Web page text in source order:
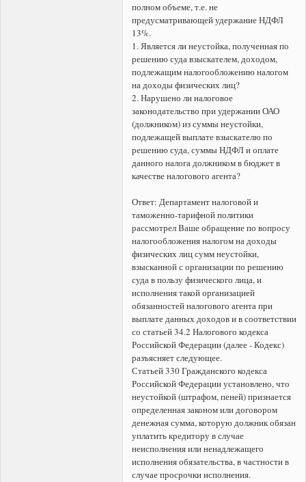
полном объеме, т.е. не
предусматривающей удержание НДФЛ
13%.
1. Является ли неустойка, полученная по
решению суда взыскателем, доходом,
подлежащим налогообложению налогом
на доходы физических лиц?
2. Нарушено ли налоговое
законодательство при удержании ОАО
(должником) из суммы неустойки,
подлежащей выплате взыскателю по
решению суда, суммы НДФЛ и оплате
данного налога должником в бюджет в
качестве налогового агента?
Ответ: Департамент налоговой и
таможенно-тарифной политики
рассмотрел Ваше обращение по вопросу
налогообложения налогом на доходы
физических лиц сумм неустойки,
взысканной с организации по решению
суда в пользу физического лица, и
исполнения такой организацией
обязанностей налогового агента при
выплате данных доходов и в соответствии
со статьей 34.2 Налогового кодекса
Российской Федерации (далее - Кодекс)
разъясняет следующее.
Статьей 330 Гражданского кодекса
Российской Федерации установлено, что
неустойкой (штрафом, пеней) признается
определенная законом или договором
денежная сумма, которую должник обязан
уплатить кредитору в случае
неисполнения или ненадлежащего
исполнения обязательства, в частности в
случае просрочки исполнения.